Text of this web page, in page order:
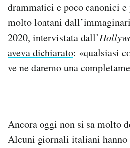
drammatici e poco canonici e
molto lontani
2020, intervistata dall’
aveva dichiarato: «qualsiasi
ve ne daremo una
Ancora oggi non si sa molto
Alcuni giornali italiani hanno